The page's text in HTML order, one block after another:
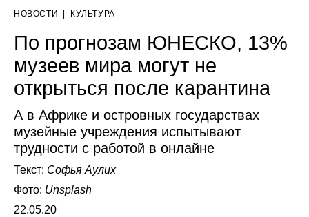
НОВОСТИ КУЛЬТУРА
По прогнозам ЮНЕСКО, 13%
музеев мира могут не
открыться после карантина
А в Африке и островных государствах
музейные учреждения испытывают
трудности с работой в онлайне
Текст: Софья Аулих
Фото: Unsplash
22.05.20